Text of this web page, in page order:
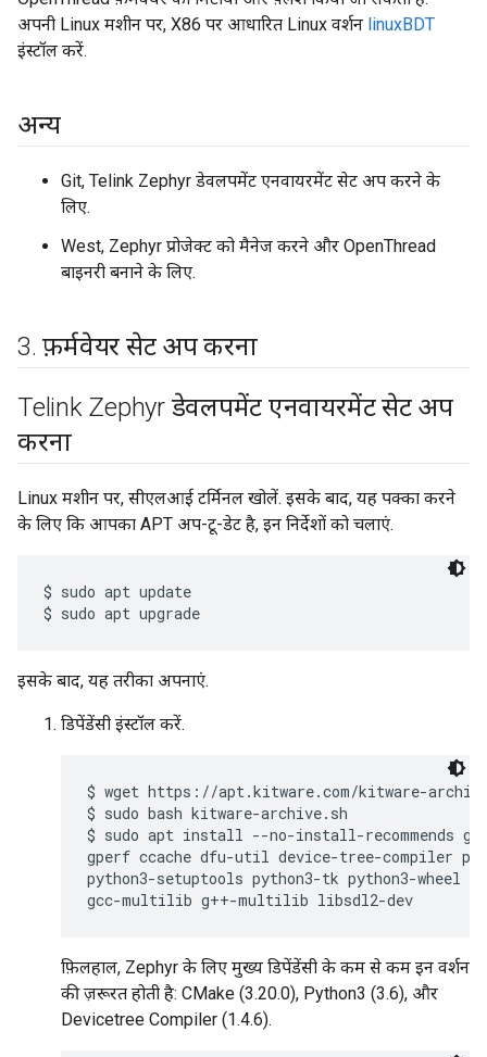
अपनी Linux मशीन पर, X86 पर आधारित Linux वर्शन linuxBDT
इंस्टॉल करें.
अन्य
Git, Telink Zephyr डेवलपमेंट एनवायरमेंट सेट अप करने के
लिए.
West, Zephyr प्रोजेक्ट को मैनेज करने और OpenThread
बाइनरी बनाने के लिए.
3. फ़र्मवेयर सेट अप करना
Telink Zephyr डेवलपमेंट एनवायरमेंट सेट अप
करना
Linux मशीन पर, सीएलआई टर्मिनल खोलें. इसके बाद, यह पक्का करने
के लिए कि आपका APT अप-टू-डेट है, इन निर्देशों को चलाएं.
$ sudo apt update
इसके बाद, यह तरीका अपनाएं.
डिपेंडेंसी इंस्टॉल करें.
$ wget https://apt.kitware.com/kitware-
$ sudo bash kitware-archive.sh
$ sudo apt install --no-install-recommends
gperf ccache dfu-util device-tree-compiler
python3-setuptools python3-tk python3-
फ़िलहाल, Zephyr के लिए मुख्य डिपेंडेंसी के कम से कम इन वर्शन
की ज़रूरत होती है: CMake (3.20.0), Python3 (3.6), और
Devicetree Compiler (1.4.6).